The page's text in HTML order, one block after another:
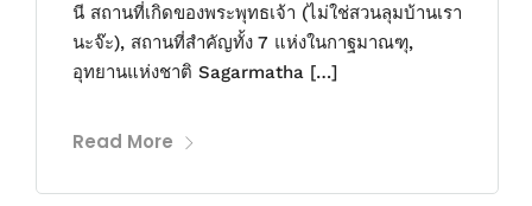
นี สถานที่เกิดของพระพุทธเจ้า (ไม่ใช่สวนลุมบ้านเรา
นะจ๊ะ), สถานที่สำคัญทั้ง 7 แห่งในกาฐมาณฑุ,
อุทยานแห่งชาติ Sagarmatha […]
Read More